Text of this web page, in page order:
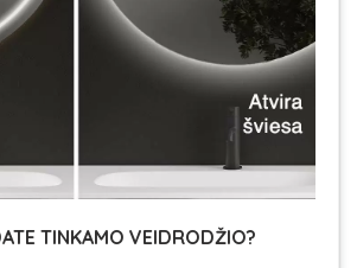
TINKAMO VEIDRODŽIO?